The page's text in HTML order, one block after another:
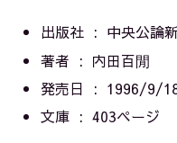
出版社 ‏ : ‎ 中央公論
著者 : 内田百閒
発売日 ‏ : ‎ 1996/9/
文庫 ‏ : ‎403ページ